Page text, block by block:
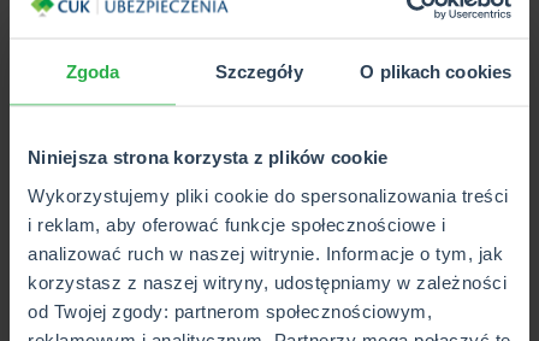
Zgoda Szczegóły O plikach cookies
Niniejsza strona korzysta z plików cookie
Wykorzystujemy pliki cookie do spersonalizowania treści
i reklam, aby oferować funkcje społecznościowe i
analizować ruch w naszej witrynie. Informacje o tym, jak
korzystasz z naszej witryny, udostępniamy w zależności
od Twojej zgody: partnerom społecznościowym,
w skutkach wypadek. Warto wiedzieć, że w razie
ubezpieczenie zwierząt domowych
. Stanowi ono często
dodatek do polisy mieszkaniowej. Zapewni na przykład
OWU,
transportu pupila do lecznicy i pobytu w klinice,
ewentualnego uśpienia.
Ubezpieczenie gabinetu